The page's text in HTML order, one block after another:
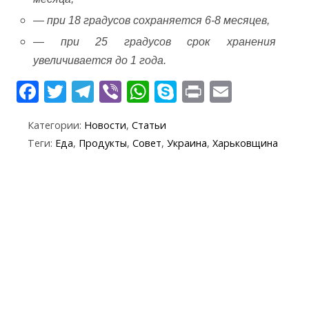
— при 18 градусов сохраняется 6-8 месяцев,
— при 25 градусов срок хранения
увеличивается до 1 года.
F
e
T
itt
er
T
e
gr
Vi
er
W
at
S
y
p
Pr
t ai
Категории: Новости, Статьи
Теги: Еда, Продукты, Совет, Украина, Харьковщина